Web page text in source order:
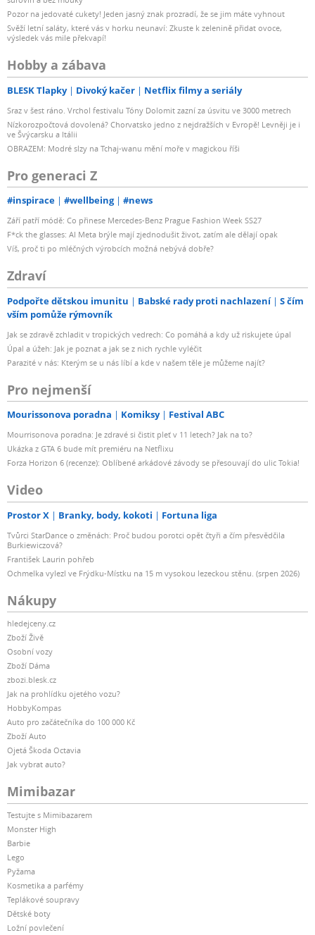
Pozor na jedovaté cukety! Jeden jasný znak prozradí, že se jim máte vyhnout
Svěží letní saláty, které vás v horku neunaví: Zkuste k zelenině přidat ovoce,
výsledek vás mile překvapí!
Hobby a zábava
BLESK Tlapky Divoký kačer Netflix filmy a seriály
Sraz v šest ráno. Vrchol festivalu Tóny Dolomit zazní za úsvitu ve 3000 metrech
Nízkorozpočtová dovolená? Chorvatsko jedno z nejdražších v Evropě! Levněji je i
ve Švýcarsku a Itálii
OBRAZEM: Modré slzy na Tchaj-wanu mění moře v magickou říši
Pro generaci Z
#inspirace #wellbeing #news
Září patří módě: Co přinese Mercedes-Benz Prague Fashion Week SS27
F*ck the glasses: AI Meta brýle mají zjednodušit život, zatím ale dělají opak
Víš, proč ti po mléčných výrobcích možná nebývá dobře?
Zdraví
Podpořte dětskou imunitu Babské rady proti nachlazení
S čím
vším pomůže rýmovník
Jak se zdravě zchladit v tropických vedrech: Co pomáhá a kdy už riskujete úpal
Úpal a úžeh: Jak je poznat a jak se z nich rychle vyléčit
Parazité v nás: Kterým se u nás líbí a kde v našem těle je můžeme najít?
Pro nejmenší
Mourissonova poradna Komiksy Festival ABC
Mourrisonova poradna: Je zdravé si čistit pleť v 11 letech? Jak na to?
Ukázka z GTA 6 bude mít premiéru na Netflixu
Forza Horizon 6 (recenze): Oblíbené arkádové závody se přesouvají do ulic Tokia!
Video
Prostor X Branky, body, kokoti Fortuna liga
Tvůrci StarDance o změnách: Proč budou porotci opět čtyři a čím přesvědčila
Burkiewiczová?
František Laurin pohřeb
Ochmelka vylezl ve Frýdku-Místku na 15 m vysokou lezeckou stěnu. (srpen 2026)
Nákupy
hledejceny.cz
Zboží Živě
Osobní vozy
Zboží Dáma
zbozi.blesk.cz
Jak na prohlídku ojetého vozu?
HobbyKompas
Auto pro začátečníka do 100 000 Kč
Zboží Auto
Ojetá Škoda Octavia
Jak vybrat auto?
Mimibazar
Testujte s Mimibazarem
Monster High
Barbie
Lego
Pyžama
Kosmetika a parfémy
Teplákové soupravy
Dětské boty
Ložní povlečení